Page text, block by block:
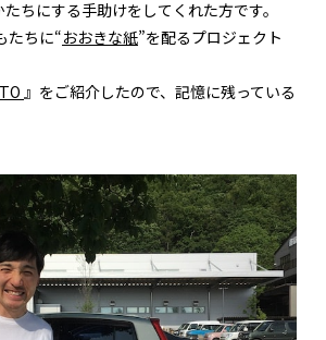
ちにする手助けをしてくれた方です。
たちに“おおきな紙”を配るプロジェクト
』をご紹介したので、記憶に残っている